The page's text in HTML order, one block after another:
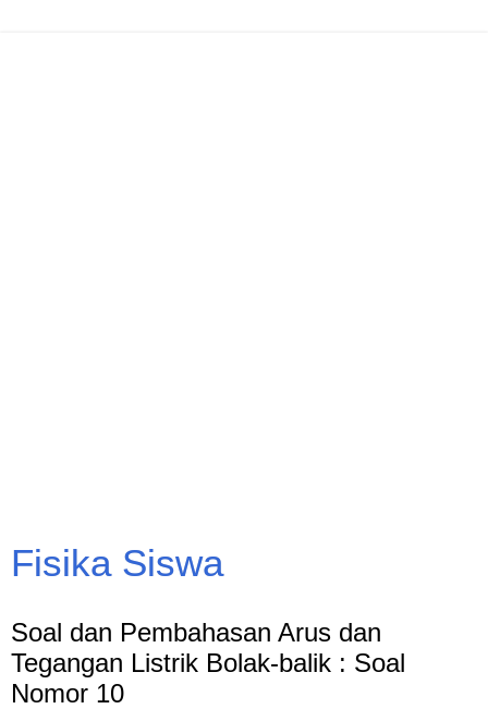
Fisika Siswa
Soal dan Pembahasan Arus dan
Tegangan Listrik Bolak-balik : Soal
Nomor 10